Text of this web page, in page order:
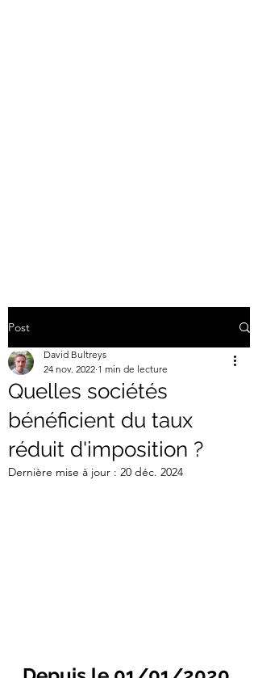
Post
Quelles sociétés
bénéficient du taux
réduit d'imposition ?
David Bultreys
24 nov. 2022 1 min de lecture
Dernière mise à jour : 20 déc. 2024